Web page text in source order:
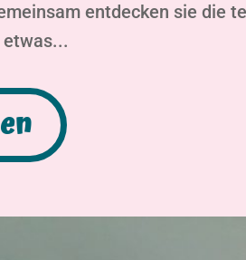
entdecken sie die
etwas...